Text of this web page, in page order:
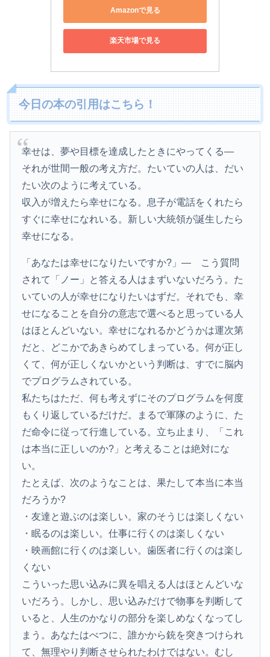
Amazonで見る
楽天市場で見る
今日の本の引用はこちら！
幸せは、夢や目標を達成したときにやってくる―
それが世間一般の考え方だ。たいていの人は、だい
たい次のように考えている。
収入が増えたら幸せになる。息子が電話をくれたら
すぐに幸せになれいる。新しい大統領が誕生したら
幸せになる。
「あなたは幸せになりたいですか?」― こう質問
されて「ノー」と答える人はまずいないだろう。た
いていの人が幸せになりたいはずだ。それでも、幸
せになることを自分の意志で選べると思っている人
はほとんどいない。幸せになれるかどうかは運次第
だと、どこかであきらめてしまっている。何が正し
くて、何が正しくないかという判断は、すでに脳内
でプログラムされている。
私たちはただ、何も考えずにそのプログラムを何度
もくり返しているだけだ。まるで軍隊のように、た
だ命令に従って行進している。立ち止まり、「これ
は本当に正しいのか?」と考えることは絶対にな
い。
たとえば、次のようなことは、果たして本当に本当
だろうか?
・友達と遊ぶのは楽しい。家のそうじは楽しくない
・眠るのは楽しい。仕事に行くのは楽しくない
・映画館に行くのは楽しい。歯医者に行くのは楽し
くない
こういった思い込みに異を唱える人はほとんどいな
いだろう。しかし、思い込みだけで物事を判断して
いると、人生のかなりの部分を楽しめなくなってし
まう。あなたはべつに、誰かから銃を突きつけられ
て、無理やり判断させられたわけではない。むし